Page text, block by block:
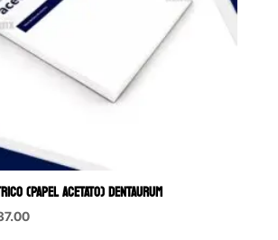
(PAPEL ACETATO) DENTAURUM
Current